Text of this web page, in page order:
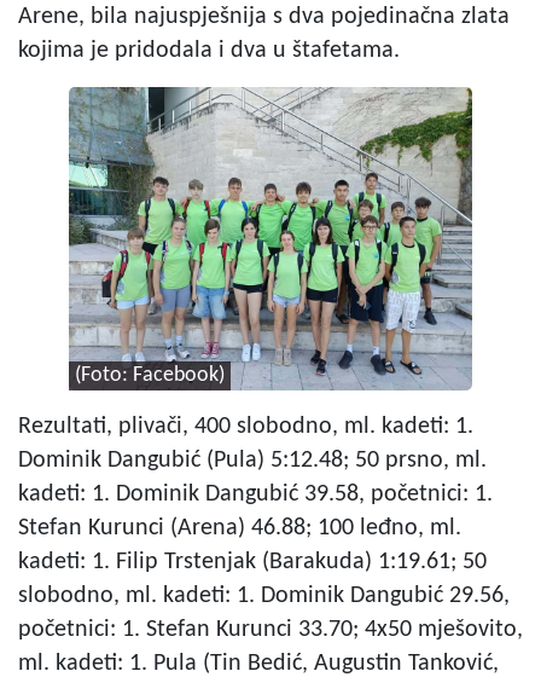
Arene, bila najuspješnija s dva pojedinačna zlata
kojima je pridodala i dva u štafetama.
(Foto: Facebook)
Rezultati, plivači, 400 slobodno, ml. kadeti: 1.
Dominik Dangubić (Pula) 5:12.48; 50 prsno, ml.
kadeti: 1. Dominik Dangubić 39.58, početnici: 1.
Stefan Kurunci (Arena) 46.88; 100 leđno, ml.
kadeti: 1. Filip Trstenjak (Barakuda) 1:19.61; 50
slobodno, ml. kadeti: 1. Dominik Dangubić 29.56,
početnici: 1. Stefan Kurunci 33.70; 4x50 mješovito,
ml. kadeti: 1. Pula (Tin Bedić, Augustin Tanković,